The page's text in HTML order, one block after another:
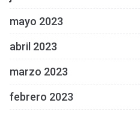
mayo 2023
abril 2023
marzo 2023
febrero 2023